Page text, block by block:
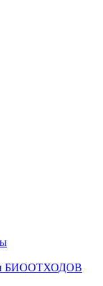
БИООТХОДОВ